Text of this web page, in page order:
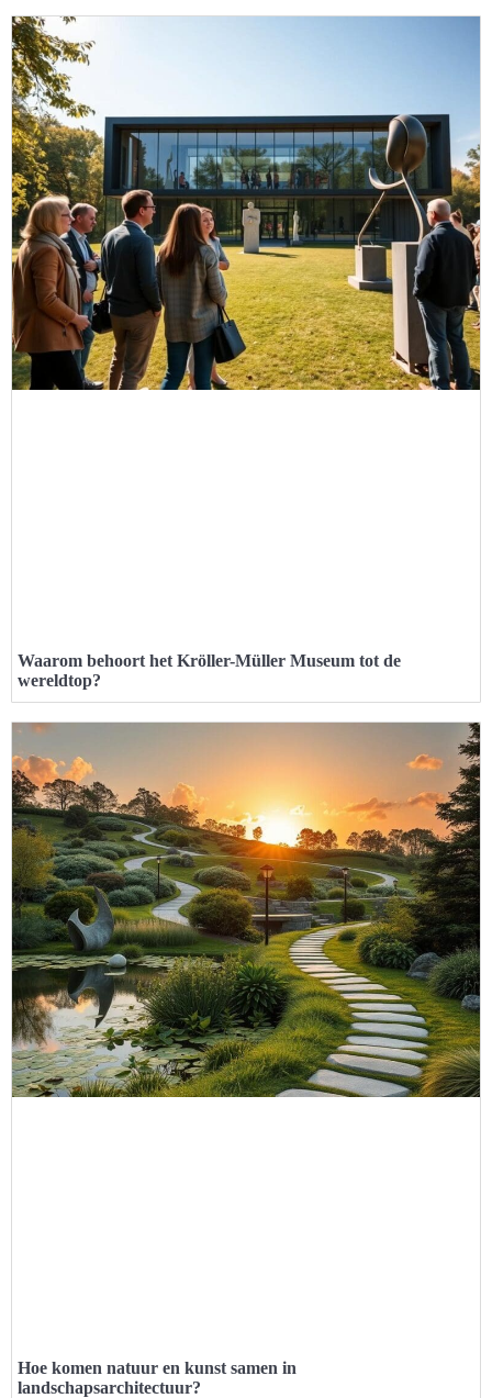
Waarom behoort het Kröller-Müller Museum tot de
wereldtop?
Hoe komen natuur en kunst samen in
landschapsarchitectuur?